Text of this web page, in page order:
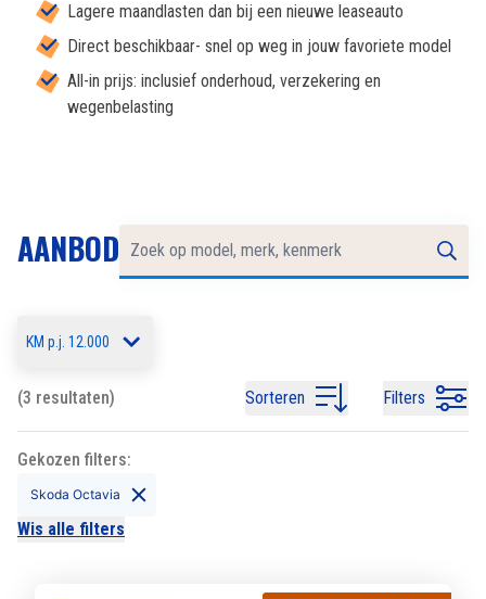
Lagere maandlasten dan bij een nieuwe leaseauto
Direct beschikbaar- snel op weg in jouw favoriete model
All-in prijs: inclusief onderhoud, verzekering en
wegenbelasting
AANBOD
KM p.j. 12.000
(3 resultaten) Sorteren Filters
Gekozen filters:
Skoda Octavia
Wis alle filters